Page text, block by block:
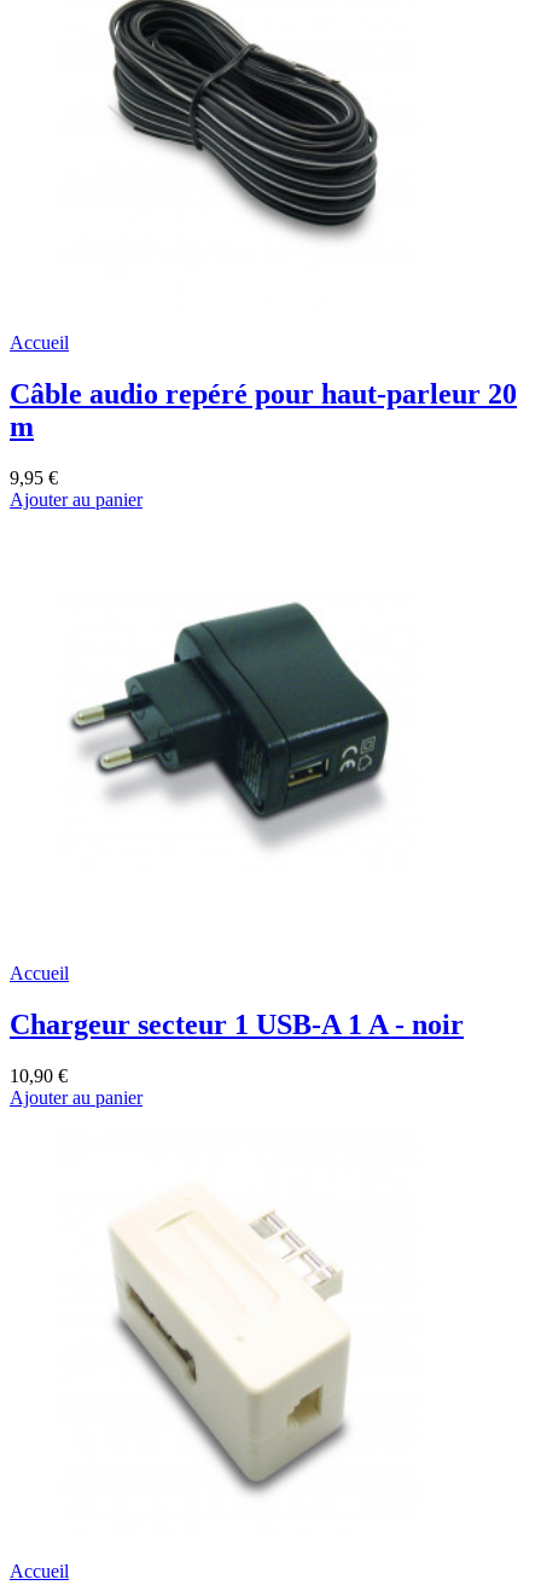
Accueil
Câble audio repéré pour haut-parleur 20
m
9,95 €
Ajouter au panier
Accueil
Chargeur secteur 1 USB-A 1 A - noir
10,90 €
Ajouter au panier
Accueil